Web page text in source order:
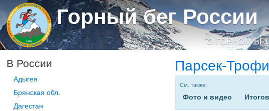
Горный бег России
О ГОРНОМ
В России
Адыгея
Брянская обл.
Дагестан
Парсек-
См. также:
Фото и видео